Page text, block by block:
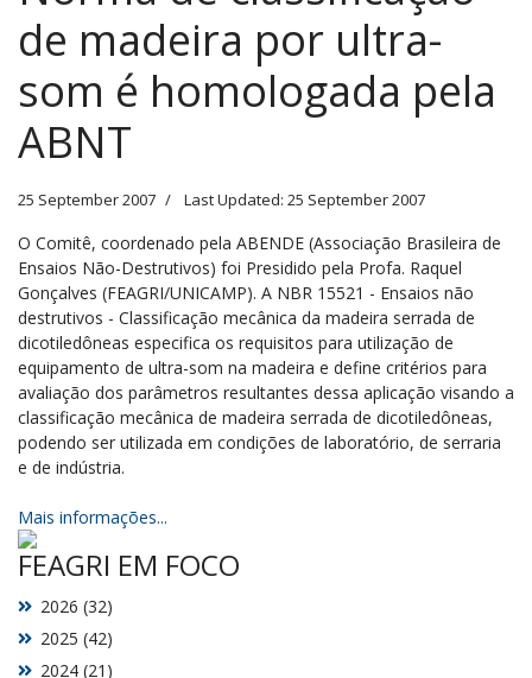
de madeira por ultra-
som é homologada pela
ABNT
25 September 2007 Last Updated: 25 September 2007
O Comitê, coordenado pela ABENDE (Associação Brasileira de
Ensaios Não-Destrutivos) foi Presidido pela Profa. Raquel
Gonçalves (FEAGRI/UNICAMP). A NBR 15521 - Ensaios não
destrutivos - Classificação mecânica da madeira serrada de
dicotiledôneas especifica os requisitos para utilização de
equipamento de ultra-som na madeira e define critérios para
avaliação dos parâmetros resultantes dessa aplicação visando a
classificação mecânica de madeira serrada de dicotiledôneas,
podendo ser utilizada em condições de laboratório, de serraria
e de indústria.
Mais informações...
FEAGRI EM FOCO
2024 (21)
2025 (42)
2026 (32)